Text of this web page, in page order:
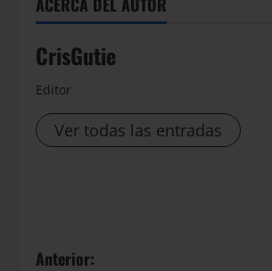
CrisGutie
Editor
Ver todas las entradas
Anterior: